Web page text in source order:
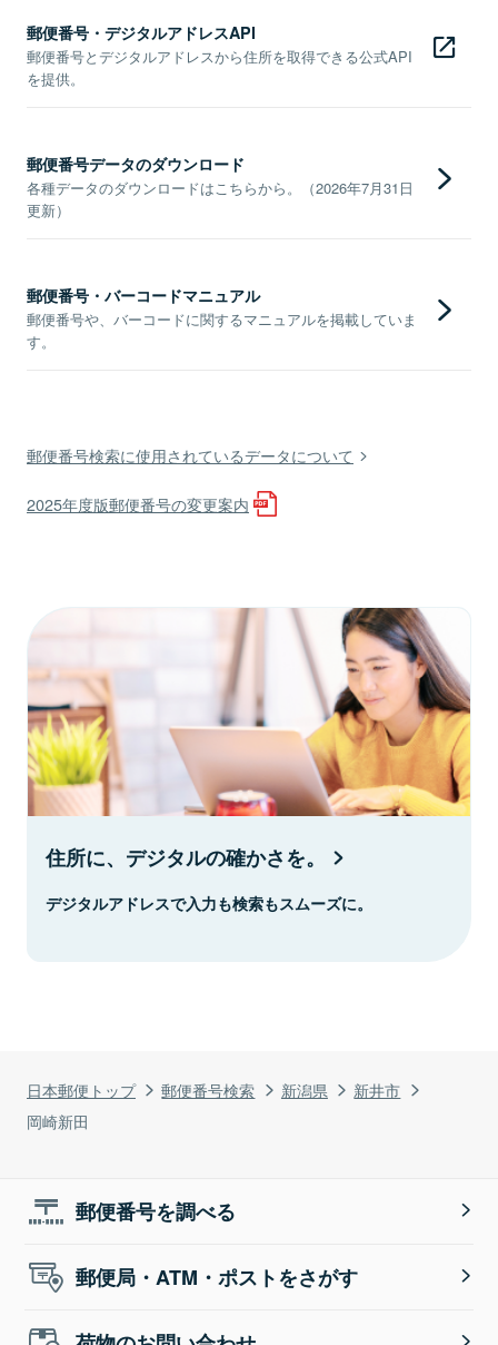
日本郵便トップ 郵便番号検索 新潟県
新井市
岡崎新田
郵便番号・デジタルアドレスAPI
郵便番号とデジタルアドレスから住所を取得できる公式API
を提供。
郵便番号データのダウンロード
各種データのダウンロードはこちらから。（2026年7月31日
更新）
郵便番号・バーコードマニュアル
郵便番号や、バーコードに関するマニュアルを掲載していま
す。
郵便番号検索に使用されているデータについて
2025年度版郵便番号の変更案内
住所に、デジタルの確かさを。
デジタルアドレスで入力も検索もスムーズに。
郵便番号を調べる
郵便局・ATM・ポストをさがす